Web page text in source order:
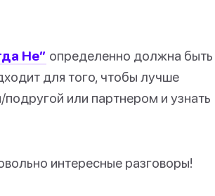
Не” определенно должна быть
для того, чтобы лучше
или партнером и узнать
интересные разговоры!